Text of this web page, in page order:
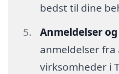
bedst til dine
Anmeldelser
anmeldelser fra
virksomheder i